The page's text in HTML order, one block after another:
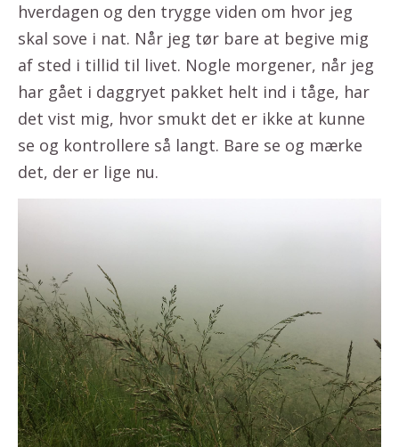
hverdagen og den trygge viden om hvor jeg
skal sove i nat. Når jeg tør bare at begive mig
af sted i tillid til livet. Nogle morgener, når jeg
har gået i daggryet pakket helt ind i tåge, har
det vist mig, hvor smukt det er ikke at kunne
se og kontrollere så langt. Bare se og mærke
det, der er lige nu.